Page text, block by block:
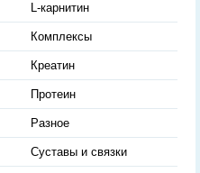
L-карнитин
Комплексы
Креатин
Протеин
Разное
Суставы и связки